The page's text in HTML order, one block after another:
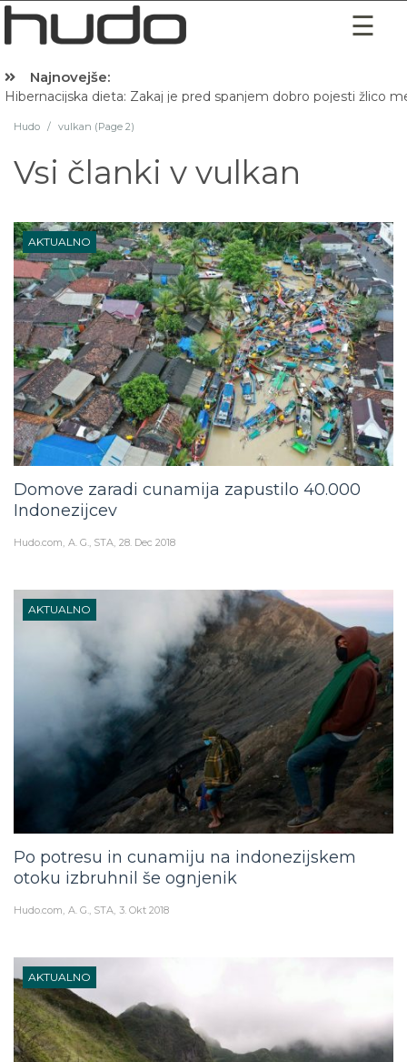
Najnovejše:
Hibernacijska dieta: Zakaj je pred spanjem dobro pojesti žlico
Hudo / vulkan (Page 2)
Vsi članki v vulkan
AKTUALNO
Domove zaradi cunamija zapustilo 40.000
Indonezijcev
Hudo.com A. G., STA 28. Dec 2018
AKTUALNO
Po potresu in cunamiju na indonezijskem
otoku izbruhnil še ognjenik
Hudo.com A. G., STA 3. Okt 2018
AKTUALNO